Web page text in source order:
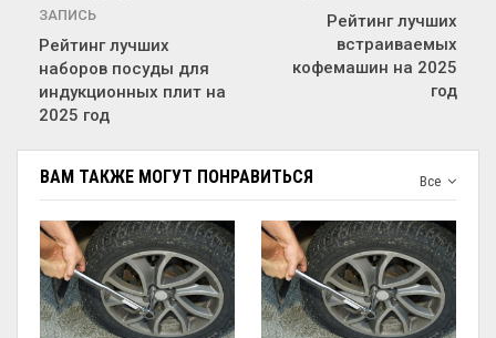
ЗАПИСЬ
Рейтинг лучших
наборов посуды для
индукционных плит на
2025 год
Рейтинг лучших
встраиваемых
кофемашин на 2025
год
Все
ВАМ ТАКЖЕ МОГУТ ПОНРАВИТЬСЯ